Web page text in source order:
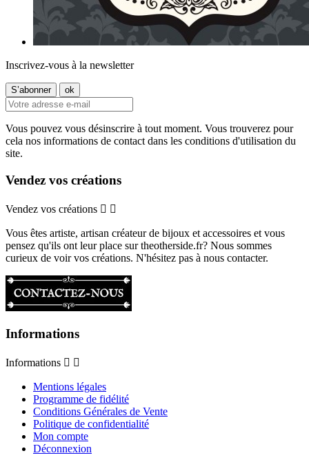
Inscrivez-vous à la newsletter
Vous pouvez vous désinscrire à tout moment. Vous trouverez pour
cela nos informations de contact dans les conditions d'utilisation du
site.
Vendez vos créations
Vendez vos créations  
Vous êtes artiste, artisan créateur de bijoux et accessoires et vous
pensez qu'ils ont leur place sur theotherside.fr? Nous sommes
curieux de voir vos créations. N'hésitez pas à nous contacter.
Informations
Informations  
Mentions légales
Programme de fidélité
Conditions Générales de Vente
Politique de confidentialité
Mon compte
Déconnexion